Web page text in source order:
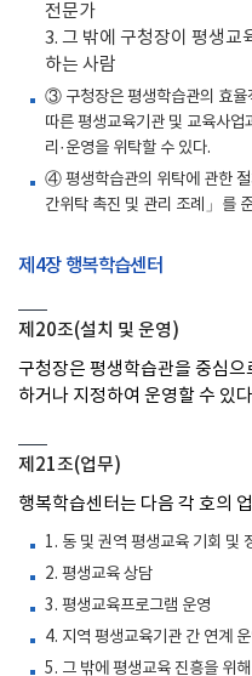
전문가
3. 그 밖에 구청장이 평생교
하는 사람
③ 구청장은 평생학습관의 효율
따른 평생교육기관 및 교육사
리·운영을 위탁할 수 있다.
④ 평생학습관의 위탁에 관한
간위탁 촉진 및 관리 조례」를
제4장 행복학습센터
제20조(설치 및 운영)
구청장은 평생학습관을 중심으
하거나 지정하여 운영할 수 있
제21조(업무)
행복학습센터는 다음 각 호의
1. 동 및 권역 평생교육 기회 및
2. 평생교육 상담
3. 평생교육프로그램 운영
4. 지역 평생교육기관 간 연계
5. 그 밖에 평생교육 진흥을 위